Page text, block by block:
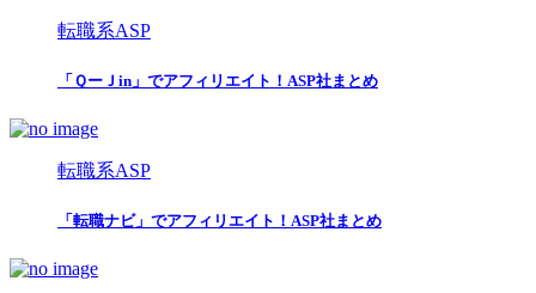
転職系ASP
「ＱーＪin」でアフィリエイト！ASP社まとめ
転職系ASP
「転職ナビ」でアフィリエイト！ASP社まとめ